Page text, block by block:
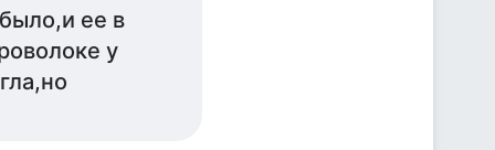
ее в
у